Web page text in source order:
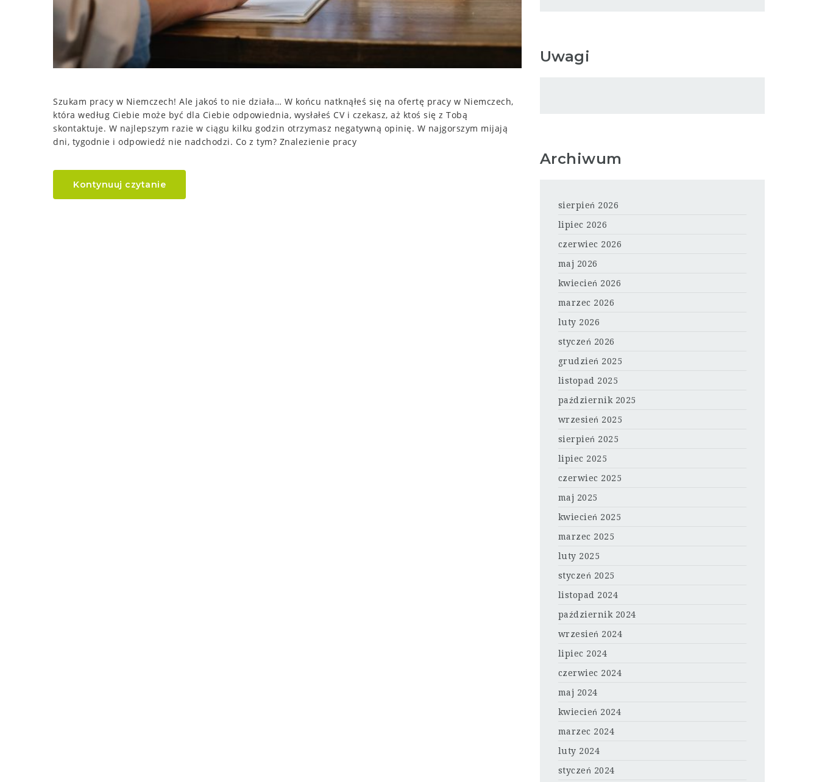
Szukam pracy w Niemczech! Ale jakoś to nie działa… W końcu natknąłeś się na ofertę pracy w Niemczech,
która według Ciebie może być dla Ciebie odpowiednia, wysłałeś CV i czekasz, aż ktoś się z Tobą
skontaktuje. W najlepszym razie w ciągu kilku godzin otrzymasz negatywną opinię. W najgorszym mijają
dni, tygodnie i odpowiedź nie nadchodzi. Co z tym? Znalezienie pracy
Kontynuuj czytanie
Uwagi
Archiwum
sierpień 2026
lipiec 2026
czerwiec 2026
maj 2026
kwiecień 2026
marzec 2026
luty 2026
styczeń 2026
grudzień 2025
listopad 2025
październik 2025
wrzesień 2025
sierpień 2025
lipiec 2025
czerwiec 2025
maj 2025
kwiecień 2025
marzec 2025
luty 2025
styczeń 2025
listopad 2024
październik 2024
wrzesień 2024
lipiec 2024
czerwiec 2024
maj 2024
kwiecień 2024
marzec 2024
luty 2024
styczeń 2024